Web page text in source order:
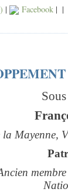
| Facebook | |
la Mayenne,